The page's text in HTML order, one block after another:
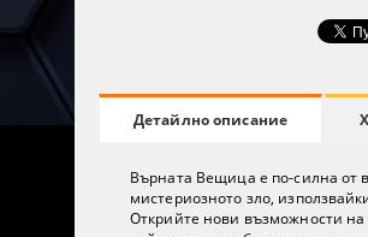
Детайлно описание
Върната Вещица е по-силна от
мистериозното зло,
Открийте нови възможности на